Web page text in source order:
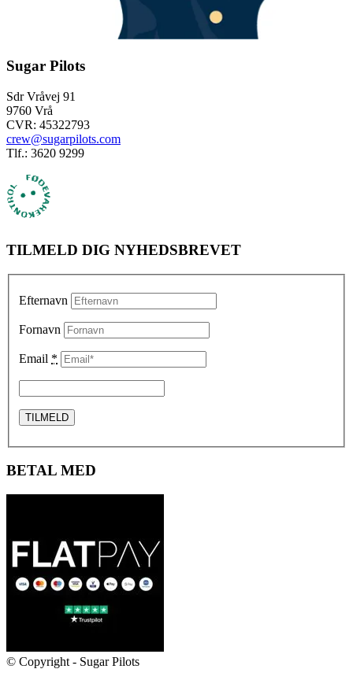
Sugar Pilots
Sdr Vråvej 91
9760 Vrå
CVR: 45322793
crew@sugarpilots.com
Tlf.: 3620 9299
TILMELD DIG NYHEDSBREVET
Efternavn
Fornavn
Email *
BETAL MED
© Copyright - Sugar Pilots